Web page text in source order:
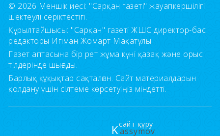
© 2026 Меншік иесі: "Сарқан газеті" жауапкершілігі
шектеулі серіктестігі.
Құрылтайшысы: "Сарқан" газеті ЖШС директор-бас
редакторы Игіман Жомарт Мақатұлы
Газет аптасына бір рет жұма күні қазақ және орыс
тілдерінде шығады.
Барлық құқықтар сақталған. Сайт материалдарын
қолдану үшін сілтеме көрсетуіңіз міндетті.
сайт құру
Kassymov